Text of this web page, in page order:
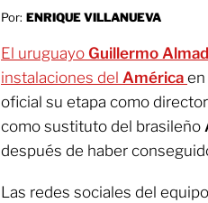
Por: ENRIQUE VILLANUEVA
El uruguayo Guillermo
instalaciones del América en
oficial su etapa como
como sustituto del brasileño
después de haber
Las redes sociales del